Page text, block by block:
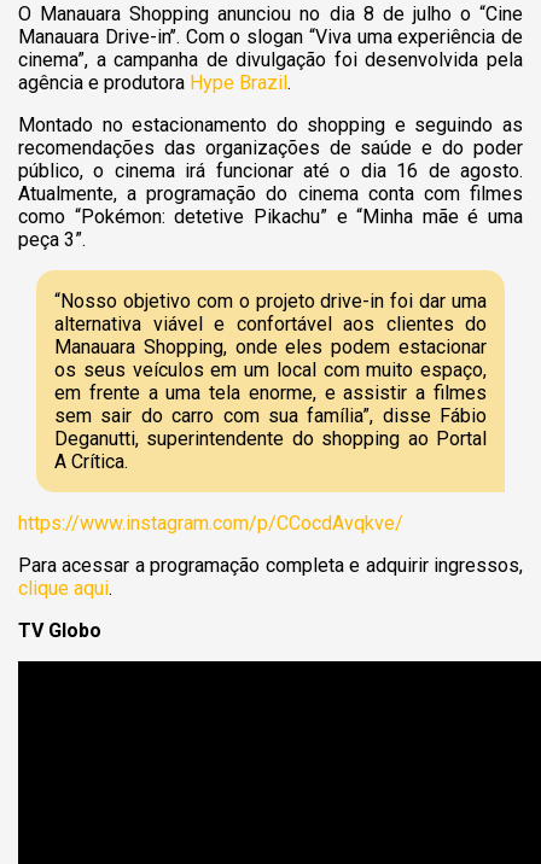
O Manauara Shopping anunciou no dia 8 de julho o “Cine
Manauara Drive-in’’. Com o slogan “Viva uma experiência de
cinema”, a campanha de divulgação foi desenvolvida pela
agência e produtora Hype Brazil.
Montado no estacionamento do shopping e seguindo as
recomendações das organizações de saúde e do poder
público, o cinema irá funcionar até o dia 16 de agosto.
Atualmente, a programação do cinema conta com filmes
como “Pokémon: detetive Pikachu” e “Minha mãe é uma
peça 3”.
“Nosso objetivo com o projeto drive-in foi dar uma
alternativa viável e confortável aos clientes do
Manauara Shopping, onde eles podem estacionar
os seus veículos em um local com muito espaço,
em frente a uma tela enorme, e assistir a filmes
sem sair do carro com sua família”, disse Fábio
Deganutti, superintendente do shopping ao Portal
A Crítica.
https://www.instagram.com/p/CCocdAvqkve/
Para acessar a programação completa e adquirir ingressos,
clique aqui.
TV Globo